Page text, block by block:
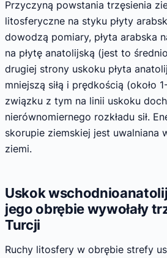
Przyczyną powstania trzęsienia
litosferyczne na styku płyty
dowodzą pomiary, płyta arabska
na płytę anatolijską (jest to
drugiej strony uskoku płyta
mniejszą siłą i prędkością (około
związku z tym na linii uskoku
nierównomiernego rozkładu sił.
skorupie ziemskiej jest uwalniana
ziemi.
Uskok
jego obrębie wywołały
Turcji
Ruchy litosfery w obrębie strefy